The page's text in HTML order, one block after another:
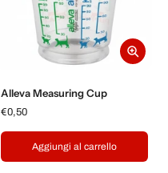
Alleva Measuring Cup
€0,50
Aggiungi al carrello